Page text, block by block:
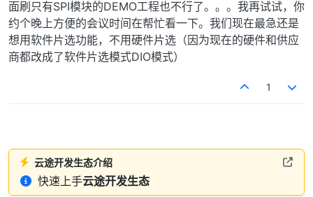
面刷只有SPI模块的DEMO工程也不行了。。。我再试试，你
约个晚上方便的会议时间在帮忙看一下。我们现在最急还是
想用软件片选功能，不用硬件片选（因为现在的硬件和供应
商都改成了软件片选模式DIO模式）
1
云途开发生态介绍
快速上手云途开发生态